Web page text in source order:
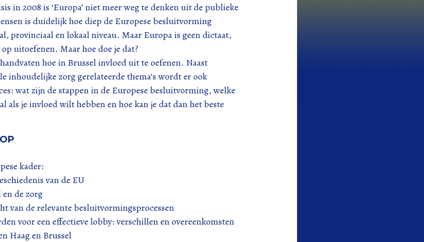
in 2008 is ‘Europa’ niet meer weg te denken uit de publieke
is duidelijk hoe diep de Europese besluitvorming
provinciaal en lokaal niveau. Maar Europa is geen dictaat,
uitoefenen. Maar hoe doe je dat?
hoe in Brussel invloed uit te oefenen. Naast
inhoudelijke zorg gerelateerde thema’s wordt er ook
wat zijn de stappen in de Europese besluitvorming, welke
als je invloed wilt hebben en hoe kan je dat dan het beste
kader:
van de EU
en de zorg
van de relevante besluitvormingsprocessen
voor een effectieve lobby: verschillen en overeenkomsten
Haag en Brussel